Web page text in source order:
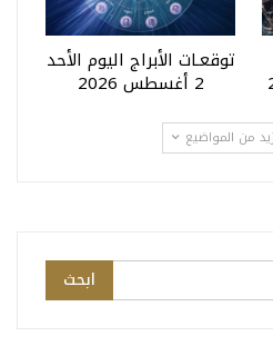
توقعـات الأبراج اليوم الأحد
2 أغسطس 2026
من المواضيع